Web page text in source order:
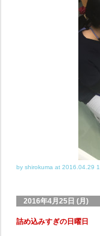
by shirokuma at 2016.04.29
2016年4月25日 (月)
詰め込みすぎの日曜日